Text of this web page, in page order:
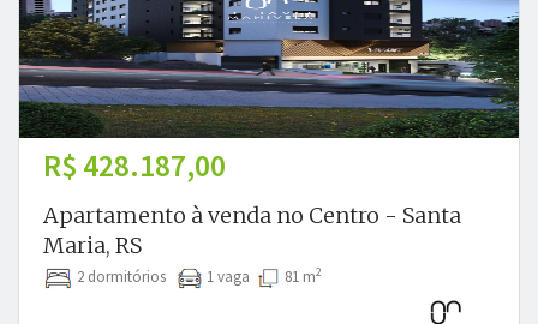
R$ 428.187,00
Apartamento à venda no Centro - Santa
Maria, RS
2 dormitórios 1 vaga 81 m2